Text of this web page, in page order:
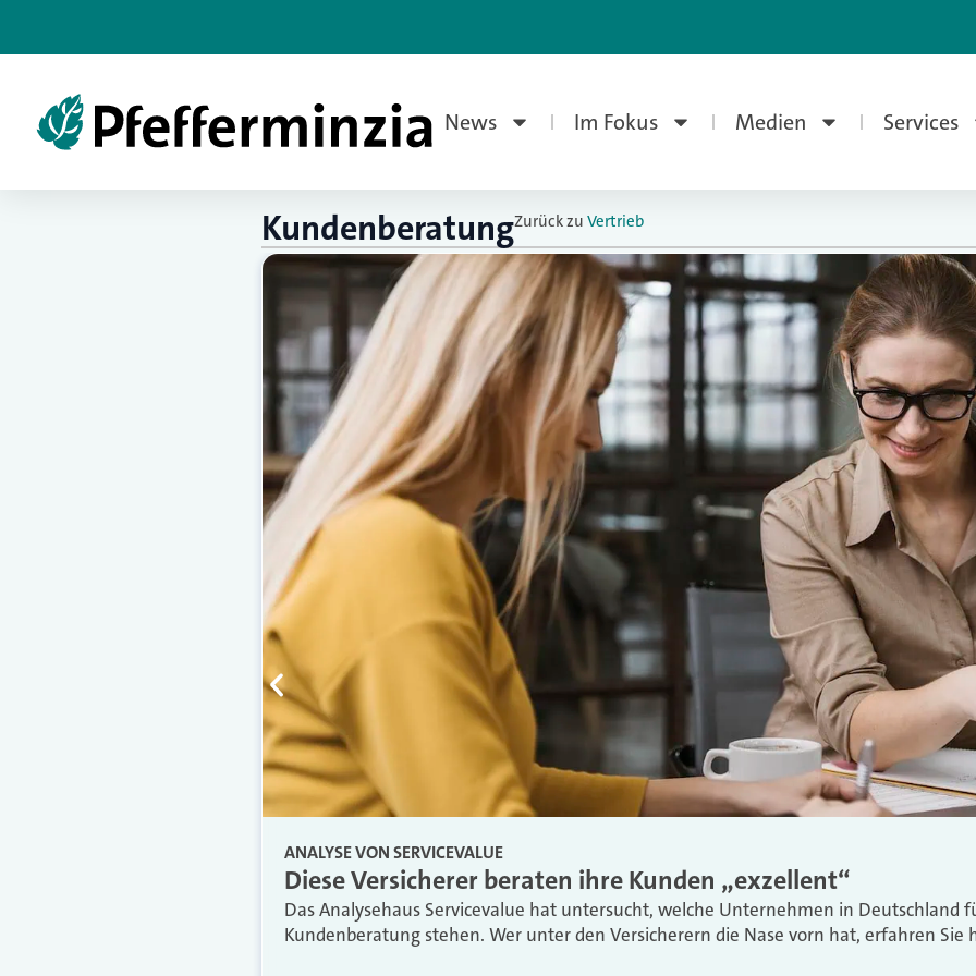
News Im Fokus Medien Services
KundenberatungZurück zu Vertrieb
ANALYSE VON SERVICEVALUE
Diese Versicherer beraten ihre Kunden „exzellent“
Das Analysehaus Servicevalue hat untersucht, welche Unternehmen in Deutschland
Kundenberatung stehen. Wer unter den Versicherern die Nase vorn hat, erfahren Sie